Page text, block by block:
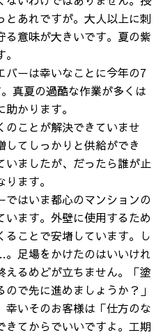
とあれですが。大人以上に刺
意味が大きいです。夏の紫
バーは幸いなことに今年の7
真夏の過酷な作業が多くは
かります。
のことが解決できていませ
てしっかりと供給ができ
いましたが、だったら誰が止
ます。
はいま都心のマンションの
ます。外壁に使用するため
ことで安堵しています。し
足場をかけたのはいいけれ
えるめどが立ちません。「塗
で先に進めましょうか？」
幸いそのお客様は「仕方のな
きてからでいいですよ。工期